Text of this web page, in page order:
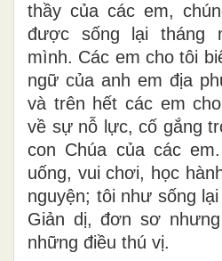
thầy của các em,
được sống lại tháng
mình. Các em cho tôi
ngữ của anh em địa
và trên hết các em
về sự nỗ lực, cố gắng
con Chúa của các
uống, vui chơi, học
nguyện; tôi như sống
Giản dị, đơn sơ
những điều thú vị.